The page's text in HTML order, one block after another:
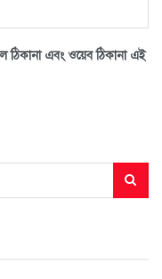
ঠিকানা এবং ওয়েব ঠিকানা এই